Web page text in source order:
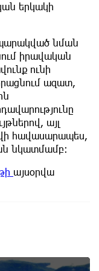
երկակի
նման
իրավական
ունի
ազատ,
այլ
հավասարապես,
նկատմամբ։
այսօրվա